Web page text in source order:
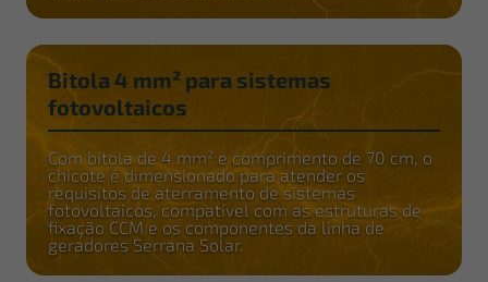
Bitola 4 mm² para sistemas
fotovoltaicos
Com bitola de 4 mm² e comprimento de 70 cm, o
chicote é dimensionado para atender os
requisitos de aterramento de sistemas
fotovoltaicos, compatível com as estruturas de
fixação CCM e os componentes da linha de
geradores Serrana Solar.